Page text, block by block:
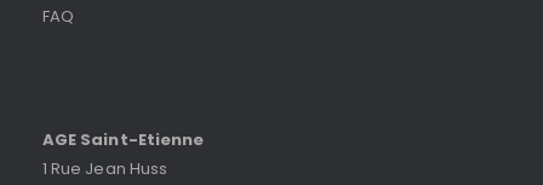
FAQ
AGE Saint-Etienne
1 Rue Jean Huss